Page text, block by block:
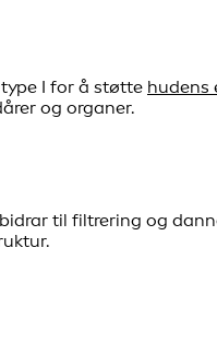
I for å støtte hudens
og organer.
til filtrering og